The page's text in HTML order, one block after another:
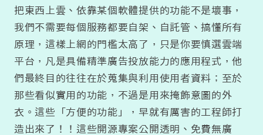
把東西上雲、依靠某個軟體提供的功能不是壞事，
我們不需要每個服務都要自架、自託管、搞懂所有
原理，這樣上網的門檻太高了，只是你要慎選雲端
平台，凡是具備精準廣告投放能力的應用程式，他
們最終目的往往在於蒐集與利用使用者資料；至於
那些看似實用的功能，不過是用來掩飾意圖的外
衣。這些「方便的功能」，早就有厲害的工程師打
造出來了！！這些開源專案公開透明、免費無廣